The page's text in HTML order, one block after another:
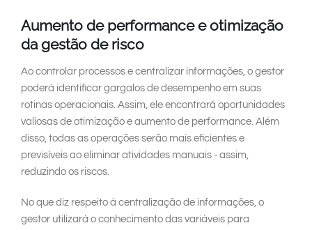
Aumento de performance e otimização
da gestão de risco
Ao controlar processos e centralizar informações, o gestor
poderá identificar gargalos de desempenho em suas
rotinas operacionais. Assim, ele encontrará oportunidades
valiosas de otimização e aumento de performance. Além
disso, todas as operações serão mais eficientes e
previsíveis ao eliminar atividades manuais - assim,
reduzindo os riscos.
No que diz respeito à centralização de informações, o
gestor utilizará o conhecimento das variáveis para